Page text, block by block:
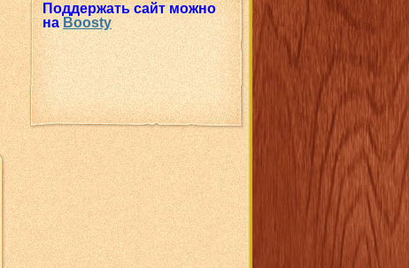
Поддержать сайт можно
наBoosty